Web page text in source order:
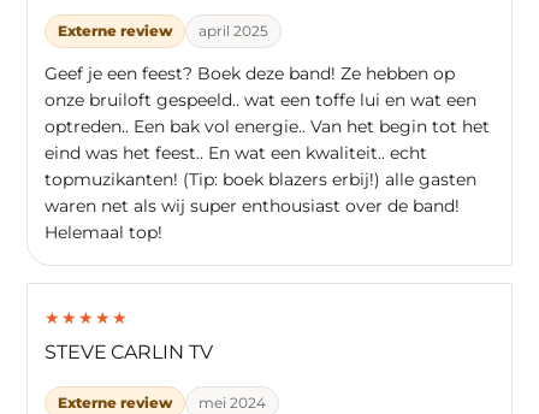
Externe review april 2025
Geef je een feest? Boek deze band! Ze hebben op
onze bruiloft gespeeld.. wat een toffe lui en wat een
optreden.. Een bak vol energie.. Van het begin tot het
eind was het feest.. En wat een kwaliteit.. echt
topmuzikanten! (Tip: boek blazers erbij!) alle gasten
waren net als wij super enthousiast over de band!
Helemaal top!
★★★★★
STEVE CARLIN TV
Externe review mei 2024